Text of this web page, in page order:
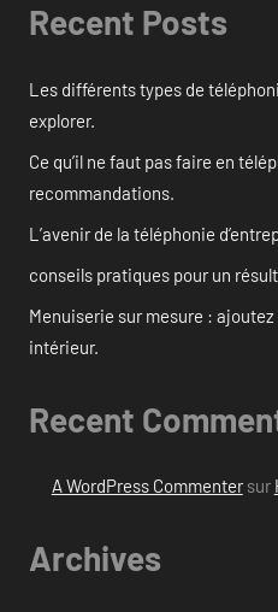
Recent Posts
Les différents types de
explorer.
Ce qu’il ne faut pas faire en
recommandations.
L’avenir de la téléphonie
conseils pratiques pour un
Menuiserie sur mesure :
intérieur.
Recent
A WordPress Commentersur
Archives